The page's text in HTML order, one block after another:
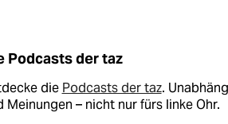
Podcasts der taz
die Podcasts der taz.
Meinungen – nicht nur fürs linke Ohr.